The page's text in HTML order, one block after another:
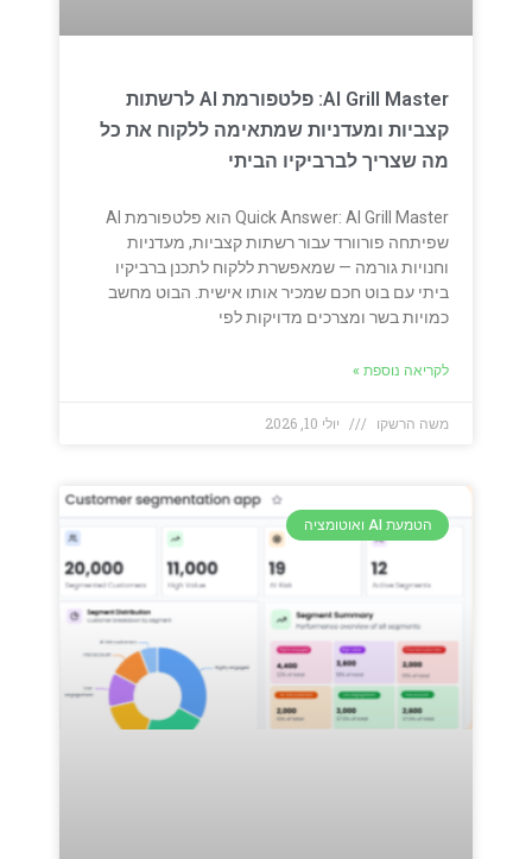
AI Grill Master: פלטפורמת AI לרשתות
קצביות ומעדניות שמתאימה ללקוח את כל
מה שצריך לברביקיו הביתי
Quick Answer: AI Grill Master הוא פלטפורמת AI
שפיתחה פורוורד עבור רשתות קצביות, מעדניות
וחנויות גורמה — שמאפשרת ללקוח לתכנן ברביקיו
ביתי עם בוט חכם שמכיר אותו אישית. הבוט מחשב
כמויות בשר ומצרכים מדויקות לפי
לקריאה נוספת »
משה הרשקו יולי 10, 2026
הטמעת AI ואוטומציה